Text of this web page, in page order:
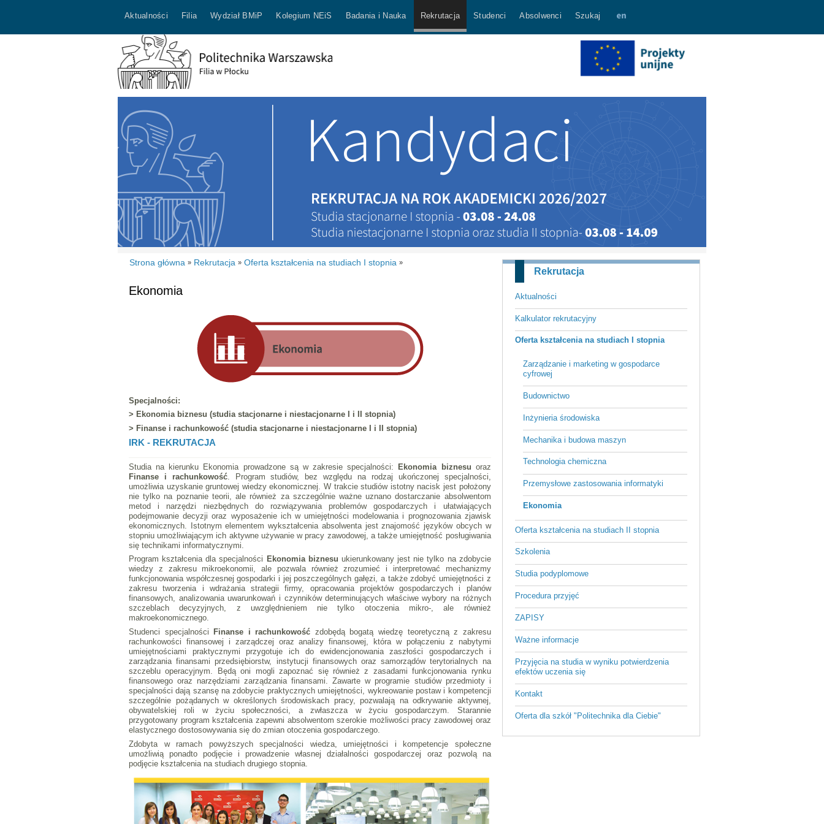
Aktualności Filia Wydział BMiP Kolegium NEiS Badania i Nauka Rekrutacja Studenci Absolwenci Szukaj
Rekrutacja
Aktualności
Kalkulator rekrutacyjny
Oferta kształcenia na studiach I stopnia
Zarządzanie i marketing w gospodarce
cyfrowej
Budownictwo
Inżynieria środowiska
Mechanika i budowa maszyn
Technologia chemiczna
Przemysłowe zastosowania informatyki
Ekonomia
Oferta kształcenia na studiach II stopnia
Szkolenia
Studia podyplomowe
Procedura przyjęć
ZAPISY
Ważne informacje
Przyjęcia na studia w wyniku potwierdzenia
efektów uczenia się
Kontakt
Oferta dla szkół "Politechnika dla Ciebie"
Strona główna » Rekrutacja » Oferta kształcenia na studiach I stopnia »
Ekonomia
Specjalności:
> Ekonomia biznesu (studia stacjonarne i niestacjonarne I i II stopnia)
> Finanse i rachunkowość (studia stacjonarne i niestacjonarne I i II stopnia)
IRK - REKRUTACJA
Studia na kierunku Ekonomia prowadzone są w zakresie specjalności: Ekonomia biznesu oraz
Finanse i rachunkowość. Program studiów, bez względu na rodzaj ukończonej specjalności,
umożliwia uzyskanie gruntowej wiedzy ekonomicznej. W trakcie studiów istotny nacisk jest położony
nie tylko na poznanie teorii, ale również za szczególnie ważne uznano dostarczanie absolwentom
metod i narzędzi niezbędnych do rozwiązywania problemów gospodarczych i ułatwiających
podejmowanie decyzji oraz wyposażenie ich w umiejętności modelowania i prognozowania zjawisk
ekonomicznych. Istotnym elementem wykształcenia absolwenta jest znajomość języków obcych w
stopniu umożliwiającym ich aktywne używanie w pracy zawodowej, a także umiejętność posługiwania
się technikami informatycznymi.
Program kształcenia dla specjalności Ekonomia biznesu ukierunkowany jest nie tylko na zdobycie
wiedzy z zakresu mikroekonomii, ale pozwala również zrozumieć i interpretować mechanizmy
funkcjonowania współczesnej gospodarki i jej poszczególnych gałęzi, a także zdobyć umiejętności z
zakresu tworzenia i wdrażania strategii firmy, opracowania projektów gospodarczych i planów
finansowych, analizowania uwarunkowań i czynników determinujących właściwe wybory na różnych
szczeblach decyzyjnych, z uwzględnieniem nie tylko otoczenia mikro-, ale również
makroekonomicznego.
Studenci specjalności
Finanse i rachunkowość zdobędą bogatą wiedzę teoretyczną z zakresu
rachunkowości finansowej i zarządczej oraz analizy finansowej, która w połączeniu z nabytymi
umiejętnościami praktycznymi przygotuje ich do ewidencjonowania zaszłości gospodarczych i
zarządzania finansami przedsiębiorstw, instytucji finansowych oraz samorządów terytorialnych na
szczeblu operacyjnym. Będą oni mogli zapoznać się również z zasadami funkcjonowania rynku
finansowego oraz narzędziami zarządzania finansami. Zawarte w programie studiów przedmioty i
specjalności dają szansę na zdobycie praktycznych umiejętności, wykreowanie postaw i kompetencji
szczególnie pożądanych w określonych środowiskach pracy, pozwalają na odkrywanie aktywnej,
obywatelskiej roli w życiu społeczności, a zwłaszcza w życiu gospodarczym. Starannie
przygotowany program kształcenia zapewni absolwentom szerokie możliwości pracy zawodowej oraz
elastycznego dostosowywania się do zmian otoczenia gospodarczego.
Zdobyta w ramach powyższych specjalności wiedza, umiejętności i kompetencje społeczne
umożliwią ponadto podjęcie i prowadzenie własnej działalności gospodarczej oraz pozwolą na
podjęcie kształcenia na studiach drugiego stopnia.